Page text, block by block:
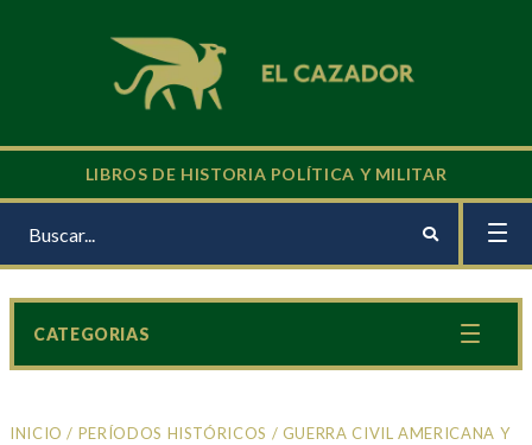
LIBROS DE HISTORIA POLÍTICA Y MILITAR
INICIO / PERÍODOS HISTÓRICOS / GUERRA CIVIL AMERICANA Y
CATEGORIAS